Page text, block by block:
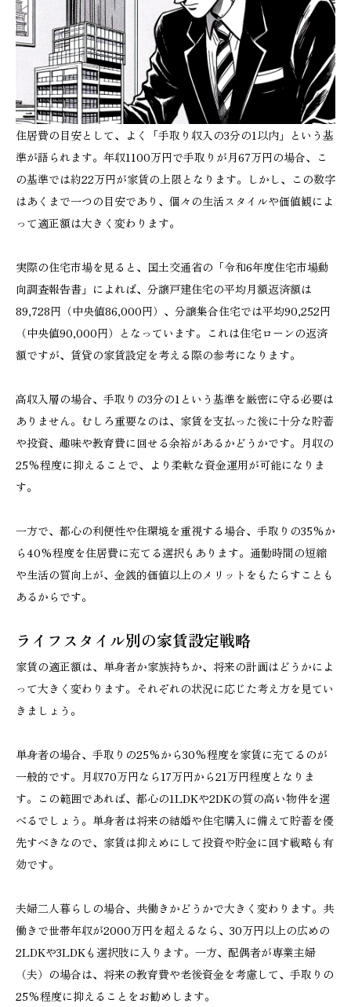
住居費の目安として、よく「手取り収入の3分の1以内」という基
準が語られます。年収1100万円で手取りが月67万円の場合、こ
の基準では約22万円が家賃の上限となります。しかし、この数字
はあくまで一つの目安であり、個々の生活スタイルや価値観によ
って適正額は大きく変わります。
実際の住宅市場を見ると、国土交通省の「令和6年度住宅市場動
向調査報告書」によれば、分譲戸建住宅の平均月額返済額は
89,728円（中央値86,000円）、分譲集合住宅では平均90,252円
（中央値90,000円）となっています。これは住宅ローンの返済
額ですが、賃貸の家賃設定を考える際の参考になります。
高収入層の場合、手取りの3分の1という基準を厳密に守る必要は
ありません。むしろ重要なのは、家賃を支払った後に十分な貯蓄
や投資、趣味や教育費に回せる余裕があるかどうかです。月収の
25%程度に抑えることで、より柔軟な資金運用が可能になりま
す。
一方で、都心の利便性や住環境を重視する場合、手取りの35%か
ら40%程度を住居費に充てる選択もあります。通勤時間の短縮
や生活の質向上が、金銭的価値以上のメリットをもたらすことも
あるからです。
ライフスタイル別の家賃設定戦略
家賃の適正額は、単身者か家族持ちか、将来の計画はどうかによ
って大きく変わります。それぞれの状況に応じた考え方を見てい
きましょう。
単身者の場合、手取りの25%から30%程度を家賃に充てるのが
一般的です。月収70万円なら17万円から21万円程度となりま
す。この範囲であれば、都心の1LDKや2DKの質の高い物件を選
べるでしょう。単身者は将来の結婚や住宅購入に備えて貯蓄を優
先すべきなので、家賃は抑えめにして投資や貯金に回す戦略も有
効です。
夫婦二人暮らしの場合、共働きかどうかで大きく変わります。共
働きで世帯年収が2000万円を超えるなら、30万円以上の広めの
2LDKや3LDKも選択肢に入ります。一方、配偶者が専業主婦
（夫）の場合は、将来の教育費や老後資金を考慮して、手取りの
25%程度に抑えることをお勧めします。